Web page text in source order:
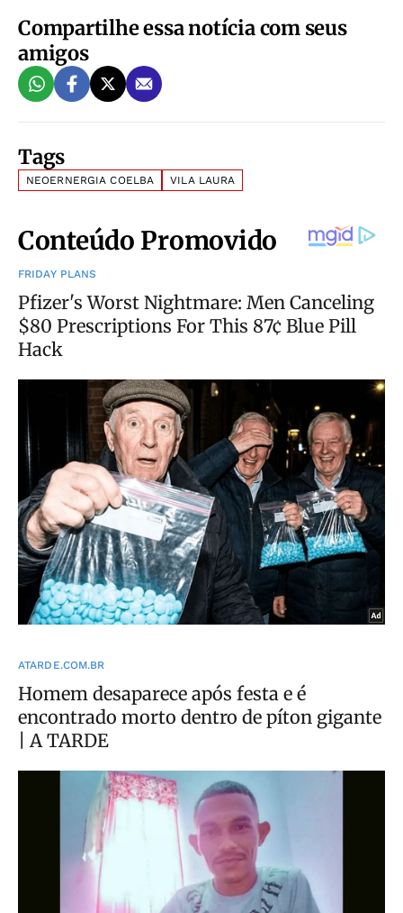
Compartilhe essa notícia com seus
amigos
Tags
NEOERNERGIA COELBA VILA LAURA